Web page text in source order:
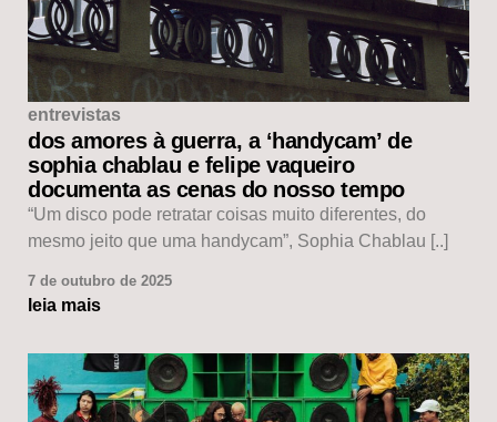
entrevistas
dos amores à guerra, a ‘handycam’ de
sophia chablau e felipe vaqueiro
documenta as cenas do nosso tempo
“Um disco pode retratar coisas muito diferentes, do
mesmo jeito que uma handycam”, Sophia Chablau [..]
7 de outubro de 2025
leia mais